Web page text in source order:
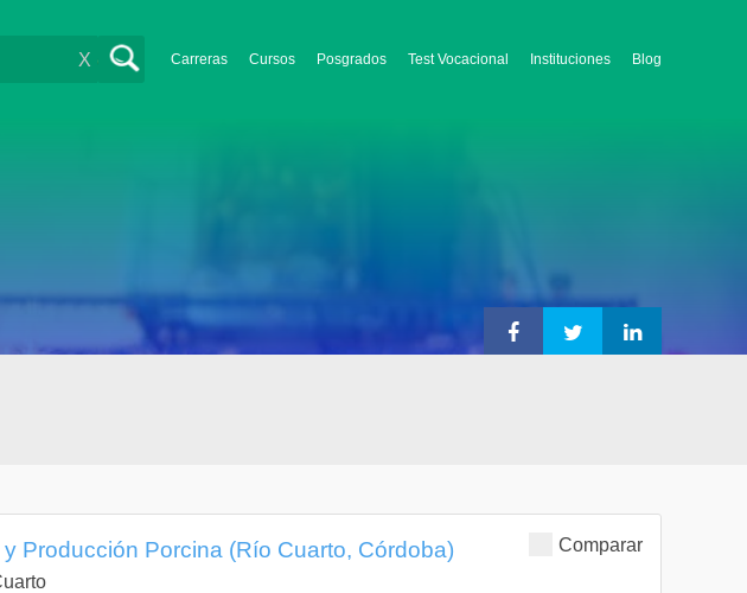
Carreras Cursos Posgrados Test Vocacional Instituciones Blog
X
Comparar
Producción Porcina (Río Cuarto, Córdoba)